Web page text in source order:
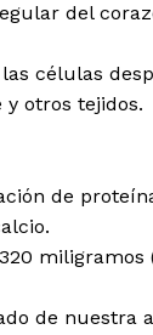
del
células
otros tejidos.
de
de nuestra